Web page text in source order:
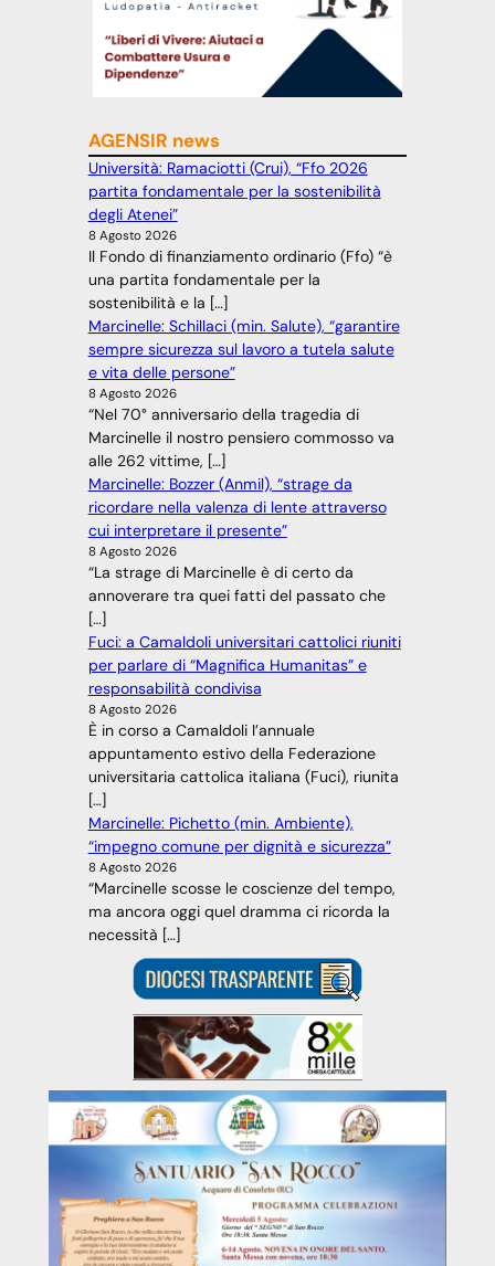
AGENSIR news
Università: Ramaciotti (Crui), “Ffo 2026
partita fondamentale per la sostenibilità
degli Atenei”
8 Agosto 2026
Il Fondo di finanziamento ordinario (Ffo) “è
una partita fondamentale per la
sostenibilità e la […]
Marcinelle: Schillaci (min. Salute), “garantire
sempre sicurezza sul lavoro a tutela salute
e vita delle persone”
8 Agosto 2026
“Nel 70° anniversario della tragedia di
Marcinelle il nostro pensiero commosso va
alle 262 vittime, […]
Marcinelle: Bozzer (Anmil), “strage da
ricordare nella valenza di lente attraverso
cui interpretare il presente”
8 Agosto 2026
“La strage di Marcinelle è di certo da
annoverare tra quei fatti del passato che
[…]
Fuci: a Camaldoli universitari cattolici riuniti
per parlare di “Magnifica Humanitas” e
responsabilità condivisa
8 Agosto 2026
È in corso a Camaldoli l’annuale
appuntamento estivo della Federazione
universitaria cattolica italiana (Fuci), riunita
[…]
Marcinelle: Pichetto (min. Ambiente),
“impegno comune per dignità e sicurezza”
8 Agosto 2026
“Marcinelle scosse le coscienze del tempo,
ma ancora oggi quel dramma ci ricorda la
necessità […]